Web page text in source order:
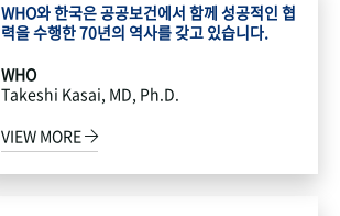
WHO와 한국은 공공보건에서 함께 성공적인 협
력을 수행한 70년의 역사를 갖고 있습니다.
WHO
Takeshi Kasai, MD, Ph.D.
VIEW MORE